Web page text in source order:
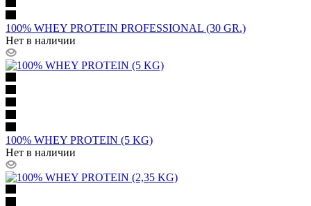
100% WHEY PROTEIN PROFESSIONAL (30 GR.)
Нет в наличии
100% WHEY PROTEIN (5 KG)
Нет в наличии